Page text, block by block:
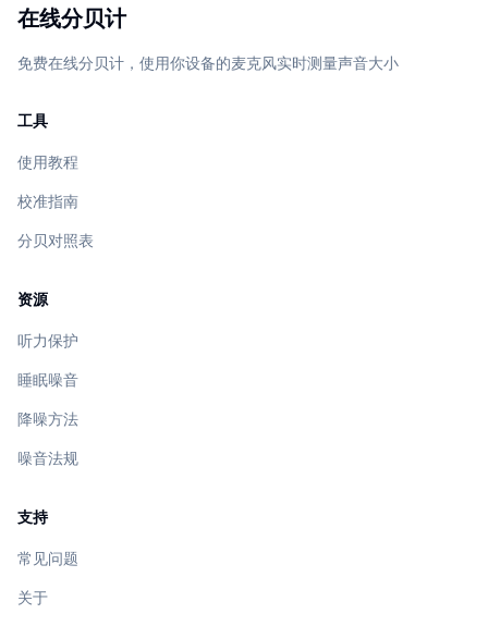
在线分贝计
免费在线分贝计，使用你设备的麦克风实时测量声音大小
工具
使用教程
校准指南
分贝对照表
资源
听力保护
睡眠噪音
降噪方法
噪音法规
支持
常见问题
关于